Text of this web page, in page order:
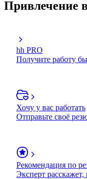
Привлечение
hh PRO
Получите работу
Хочу у вас работать
Отправьте своё
Рекомендация по
Эксперт расскажет,